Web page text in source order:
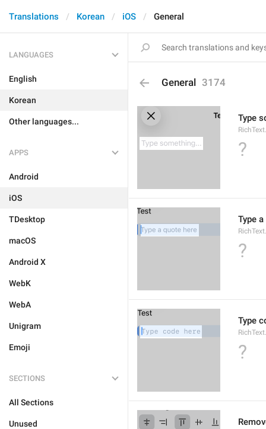
Translations Korean iOS General
LANGUAGES
English
Korean
Other languages...
APPS
Android
iOS
TDesktop
macOS
Android X
WebK
WebA
Unigram
Emoji
SECTIONS
All Sections
Unused
General 3174
Type
?
Type
?
Type
?